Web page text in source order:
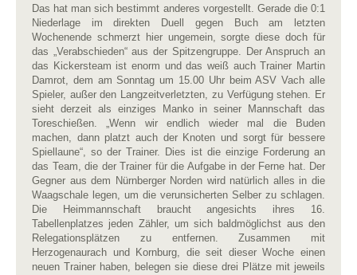
Das hat man sich bestimmt anderes vorgestellt. Gerade die 0:1
Niederlage im direkten Duell gegen Buch am letzten
Wochenende schmerzt hier ungemein, sorgte diese doch für
das „Verabschieden“ aus der Spitzengruppe. Der Anspruch an
das Kickersteam ist enorm und das weiß auch Trainer Martin
Damrot, dem am Sonntag um 15.00 Uhr beim ASV Vach alle
Spieler, außer den Langzeitverletzten, zu Verfügung stehen. Er
sieht derzeit als einziges Manko in seiner Mannschaft das
Toreschießen. „Wenn wir endlich wieder mal die Buden
machen, dann platzt auch der Knoten und sorgt für bessere
Spiellaune“, so der Trainer. Dies ist die einzige Forderung an
das Team, die der Trainer für die Aufgabe in der Ferne hat. Der
Gegner aus dem Nürnberger Norden wird natürlich alles in die
Waagschale legen, um die verunsicherten Selber zu schlagen.
Die Heimmannschaft braucht angesichts ihres 16.
Tabellenplatzes jeden Zähler, um sich baldmöglichst aus den
Relegationsplätzen zu entfernen. Zusammen mit
Herzogenaurach und Kornburg, die seit dieser Woche einen
neuen Trainer haben, belegen sie diese drei Plätze mit jeweils